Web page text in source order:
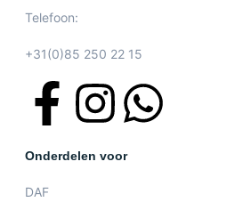
Telefoon:
+31(0)85 250 22 15
Onderdelen voor
DAF